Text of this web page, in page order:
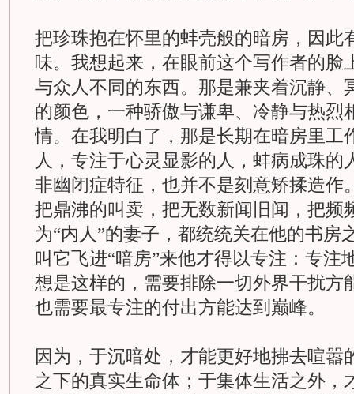
把珍珠抱在怀里的蚌壳般的暗房，因此
味。我想起来，在眼前这个写作者的脸
与众人不同的东西。那是兼夹着沉静、
的颜色，一种骄傲与谦卑、冷静与热烈
情。在我明白了，那是长期在暗房里工
人，专注于心灵显影的人，蚌病成珠的
非幽闭症特征，也并不是刻意矫揉造作
把鼎沸的叫卖，把无数新闻旧闻，把频
为“内人”的妻子，都统统关在他的书房
叫它飞进“暗房”来他才得以专注：专注
想是这样的，需要排除一切外界干扰方
也需要最专注的付出方能达到巅峰。
因为，于沉暗处，才能更好地拂去喧嚣
之下的真实生命体；于集体生活之外，